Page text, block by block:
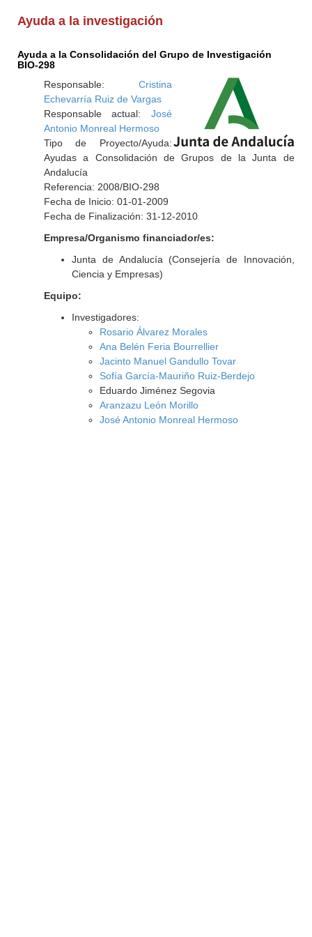
Ayuda a la investigación
Ayuda a la Consolidación del Grupo de Investigación
BIO-298
Responsable: Cristina
Echevarría Ruiz de Vargas
Responsable actual: José
Antonio Monreal Hermoso
Tipo de Proyecto/Ayuda:
Ayudas a Consolidación de Grupos de la Junta de
Andalucía
Referencia: 2008/BIO-298
Fecha de Inicio: 01-01-2009
Fecha de Finalización: 31-12-2010
Empresa/Organismo financiador/es:
Junta de Andalucía (Consejería de Innovación,
Ciencia y Empresas)
Equipo:
Investigadores:
Rosario Álvarez Morales
Ana Belén Feria Bourrellier
Jacinto Manuel Gandullo Tovar
Sofía García-Mauriño Ruiz-Berdejo
Eduardo Jiménez Segovia
Aranzazu León Morillo
José Antonio Monreal Hermoso